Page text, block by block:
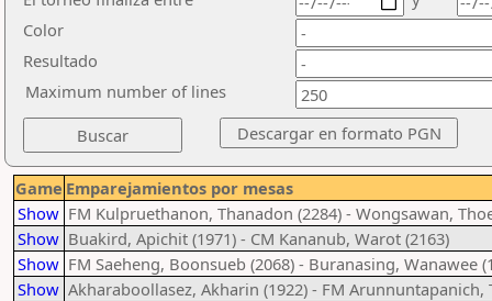
Color
Resultado
Maximum number of lines
Game Emparejamientos por mesas
Show FM Kulpruethanon, Thanadon (2284) - Wongsawan,
Show Buakird, Apichit (1971) - CM Kananub, Warot (2163)
Show FM Saeheng, Boonsueb (2068) - Buranasing, Wanawee
Show Akharaboollasez, Akharin (1922) - FM Arunnuntapanich,